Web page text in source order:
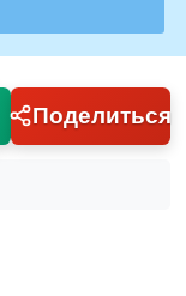
Поделиться